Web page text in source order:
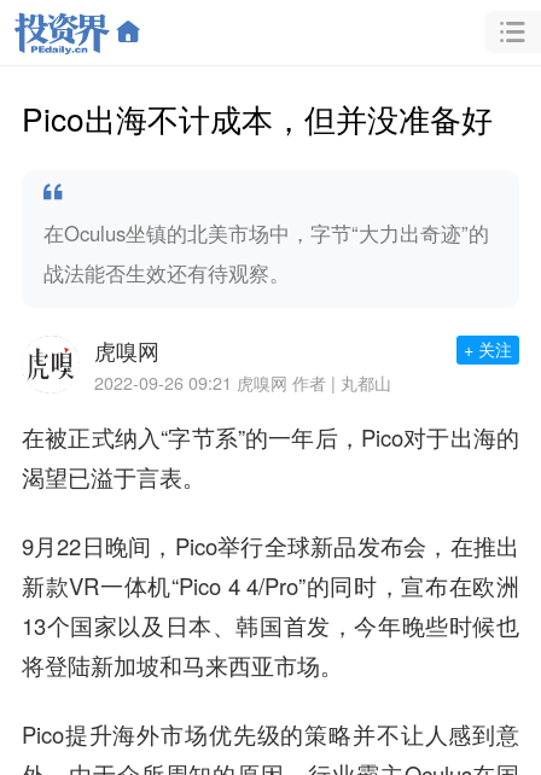
Pico出海不计成本，但并没准备好
在Oculus坐镇的北美市场中，字节“大力出奇迹”的
战法能否生效还有待观察。
虎嗅网
2022-09-26 09:21 虎嗅网 作者 | 丸都山
+ 关注
在被正式纳入“字节系”的一年后，Pico对于出海的
渴望已溢于言表。
9月22日晚间，Pico举行全球新品发布会，在推出
新款VR一体机“Pico 4 4/Pro”的同时，宣布在欧洲
13个国家以及日本、韩国首发，今年晚些时候也
将登陆新加坡和马来西亚市场。
Pico提升海外市场优先级的策略并不让人感到意